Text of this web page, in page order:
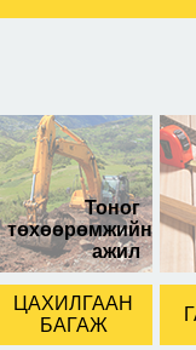
Тоног
төхөөрөмжийн
ажил
ЦАХИЛГААН
БАГАЖ
изгон ком